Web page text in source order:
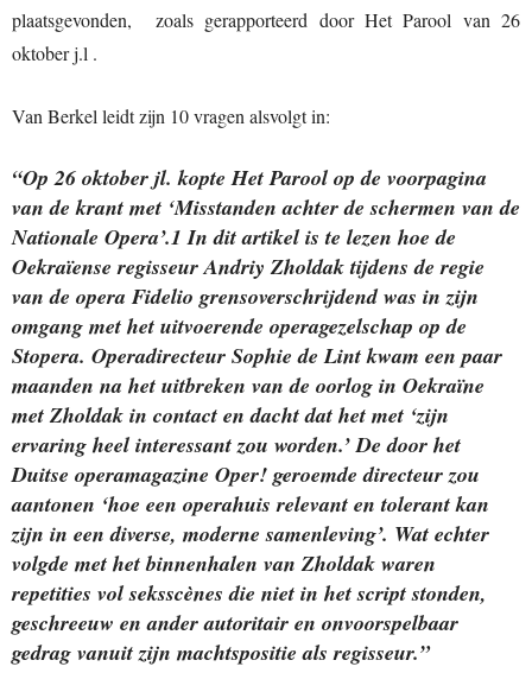
plaatsgevonden, zoals gerapporteerd door Het Parool van 26
oktober j.l .
Van Berkel leidt zijn 10 vragen alsvolgt in:
“Op 26 oktober jl. kopte Het Parool op de voorpagina
van de krant met ‘Misstanden achter de schermen van de
Nationale Opera’.1 In dit artikel is te lezen hoe de
Oekraïense regisseur Andriy Zholdak tijdens de regie
van de opera Fidelio grensoverschrijdend was in zijn
omgang met het uitvoerende operagezelschap op de
Stopera. Operadirecteur Sophie de Lint kwam een paar
maanden na het uitbreken van de oorlog in Oekraïne
met Zholdak in contact en dacht dat het met ‘zijn
ervaring heel interessant zou worden.’ De door het
Duitse operamagazine Oper! geroemde directeur zou
aantonen ‘hoe een operahuis relevant en tolerant kan
zijn in een diverse, moderne samenleving’. Wat echter
volgde met het binnenhalen van Zholdak waren
repetities vol seksscènes die niet in het script stonden,
geschreeuw en ander autoritair en onvoorspelbaar
gedrag vanuit zijn machtspositie als regisseur.”